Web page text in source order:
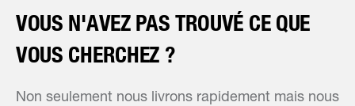
VOUS N'AVEZ PAS TROUVÉ CE QUE
VOUS CHERCHEZ ?
Non seulement nous livrons rapidement mais nous